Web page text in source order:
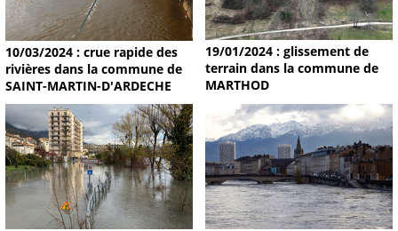
10/03/2024 : crue rapide des
rivières dans la commune de
SAINT-MARTIN-D'ARDECHE
19/01/2024 : glissement de
terrain dans la commune de
MARTHOD